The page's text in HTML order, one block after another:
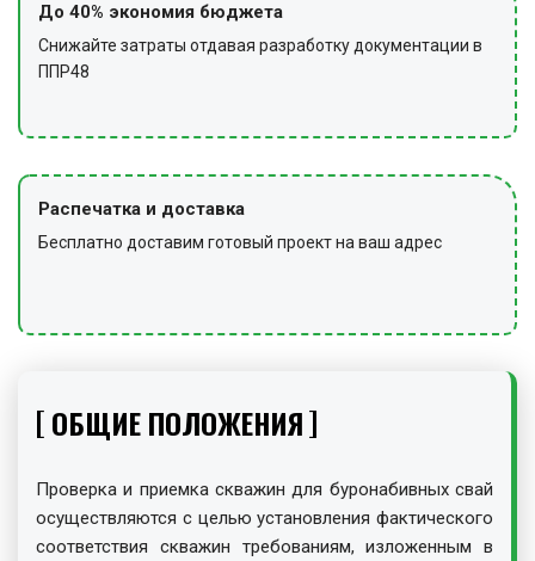
До 40% экономия бюджета
Снижайте затраты отдавая разработку документации в
ППР48
Распечатка и доставка
Бесплатно доставим готовый проект на ваш адрес
ОБЩИЕ ПОЛОЖЕНИЯ
Проверка и приемка скважин для буронабивных свай
осуществляются с целью установления фактического
соответствия скважин требованиям, изложенным в